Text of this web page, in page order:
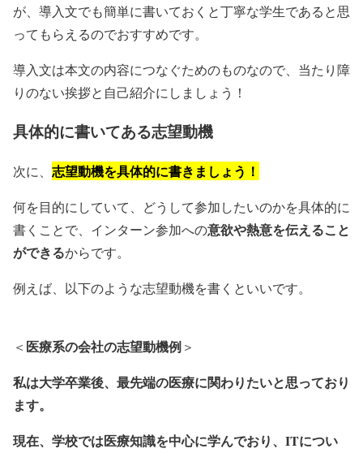
が、導入文でも簡単に書いておくと丁寧な学生であると思
ってもらえるのでおすすめです。
導入文は本文の内容につなぐためのものなので、当たり障
りのない挨拶と自己紹介にしましょう！
具体的に書いてある志望動機
次に、 志望動機を具体的に書きましょう！
何を目的にしていて、どうして参加したいのかを具体的に
書くことで、インターン参加への意欲や熱意を伝えること
ができるからです。
例えば、以下のような志望動機を書くといいです。
＜ 医療系の会社の志望動機例＞
私は大学卒業後、最先端の医療に関わりたいと思っており
ます。
現在、学校では医療知識を中心に学んでおり、ITについ